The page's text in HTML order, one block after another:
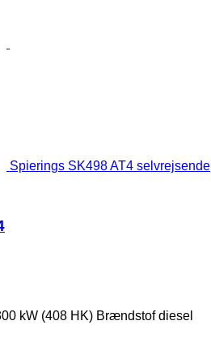
Spierings SK498 AT4 selvrejsende
kW (408 HK) Brændstof diesel